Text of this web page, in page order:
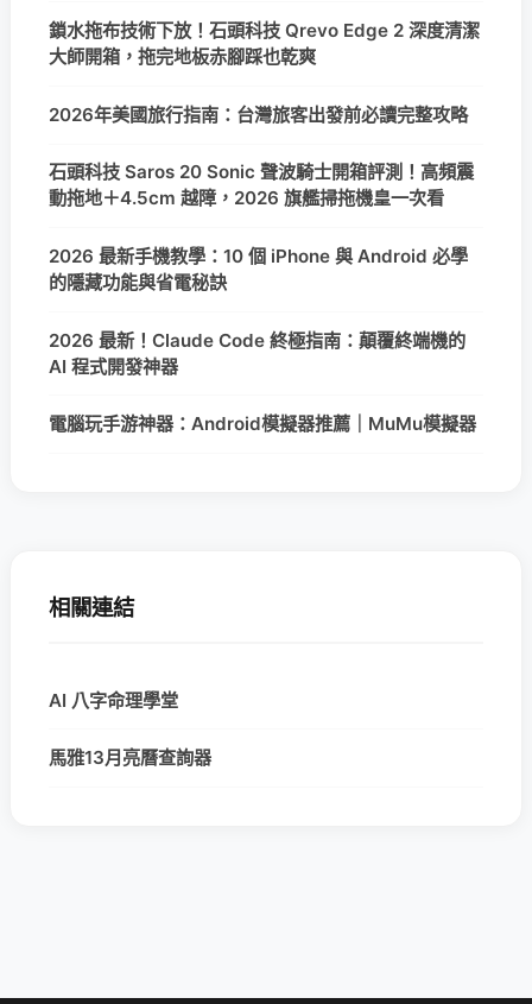
鎖水拖布技術下放！石頭科技 Qrevo Edge 2 深度清潔
大師開箱，拖完地板赤腳踩也乾爽
2026年美國旅行指南：台灣旅客出發前必讀完整攻略
石頭科技 Saros 20 Sonic 聲波騎士開箱評測！高頻震
動拖地＋4.5cm 越障，2026 旗艦掃拖機皇一次看
2026 最新手機教學：10 個 iPhone 與 Android 必學
的隱藏功能與省電秘訣
2026 最新！Claude Code 終極指南：顛覆終端機的
AI 程式開發神器
電腦玩手游神器：Android模擬器推薦｜MuMu模擬器
相關連結
AI 八字命理學堂
馬雅13月亮曆查詢器